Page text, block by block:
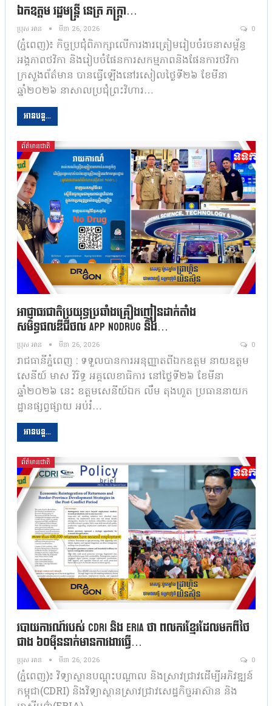
ឯកឧត្តម រដ្ឋមន្ត្រី នេត្រ ភក្ត្រា…
ប្រុស អាន មីនា 26, 2026 0
(ភ្នំពេញ)៖ កិច្ចប្រជុំពិភាក្សាលើការងារត្រៀមរៀបចំរចនាសម្ព័ន្ធ
អង្គភាពថវិកា និងរៀបចំផែនការសកម្មភាពនិងផែនការថវិកា
ក្រសួងព័ត៌មាន បានធ្វើឡើងនៅរសៀលថ្ងៃទី២៦ ខែមីនា
ឆ្នាំ២០២៦ នាសាលប្រជុំព្រះវិហារ…
អានបន្ត...
ព័ត៌មានជាតិ
អាជ្ញាធរជាតិប្រយុទ្ធប្រឆាំងគ្រឿងញៀនដាក់តាំង
សមិទ្ធផលឌីជីថល App NoDrug និង…
ប្រុស អាន មីនា 26, 2026 0
រាជធានីភ្នំពេញ : ទទួលបានការអនុញ្ញាតពីឯកឧត្តម នាយឧត្តម
សេនីយ៍ មាស វិរិទ្ធ អគ្គលេខាធិការ នៅថ្ងៃទី២៦ ខែមីនា
ឆ្នាំ២០២៦ នេះ ឧត្តមសេនីយ៍ឯក លឹម តុងហួត ប្រធាននាយក
ដ្ឋានផ្សព្វផ្សាយ អប់រំ…
អានបន្ត...
ព័ត៌មានជាតិ
របាយការណ៍របស់ CDRI និង ERIA ថា ពល​ករ​ខ្មែរ​ដែល​​មកពីថៃ
ជាង ៦០ម៉ឺននាក់​មានការងារធ្វើ…
ប្រុស អាន មីនា 26, 2026 0
(ភ្នំពេញ)៖ វិទ្យាស្ថានបណ្ដុះបណ្ដាល និងស្រាវជ្រាវ​ដើម្បី​អភិវឌ្ឍន៍
កម្ពុជា(CDRI) និងវិទ្យាស្ថាន​ស្រាវជ្រាវ​សេដ្ឋ​កិច្ច​អាស៊ាន និង